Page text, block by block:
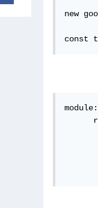
new
const